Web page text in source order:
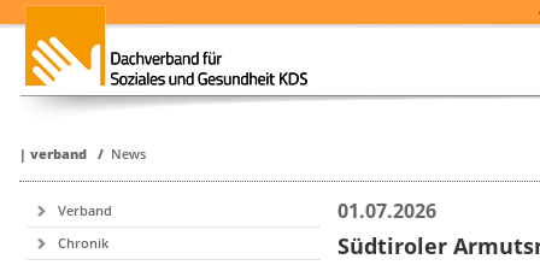
| verband / News
Verband
Chronik
01.07.2026
Südtiroler